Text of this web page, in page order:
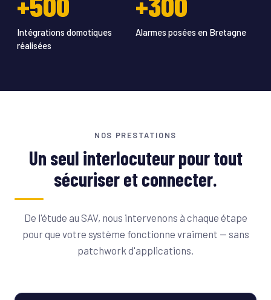
Intégrations domotiques
réalisées
Alarmes posées en Bretagne
NOS PRESTATIONS
Un seul interlocuteur pour tout
sécuriser et connecter.
De l'étude au SAV, nous intervenons à chaque étape
pour que votre système fonctionne vraiment — sans
patchwork d'applications.